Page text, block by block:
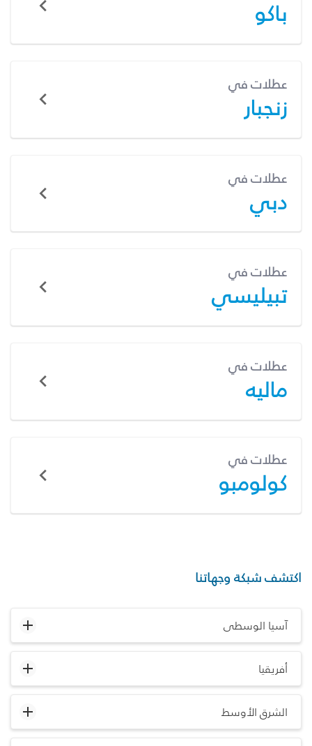
باكو
عطلات في
زنجبار
عطلات في
دبي
عطلات في
تبيليسي
عطلات في
ماليه
عطلات في
كولومبو
اكتشف شبكة وجهاتنا
آسيا الوسطى
أفريقيا
الشرق الأوسط